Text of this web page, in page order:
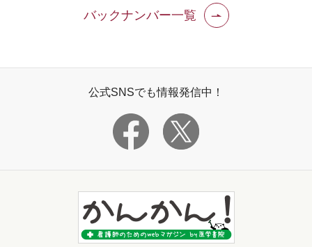
バックナンバー一覧
公式SNSでも情報発信中！